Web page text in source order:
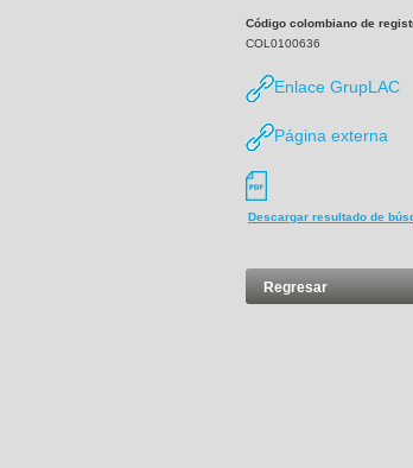
Código colombiano de
COL0100636
Enlace GrupLAC
Página externa
Descargar resultado de
Regresar